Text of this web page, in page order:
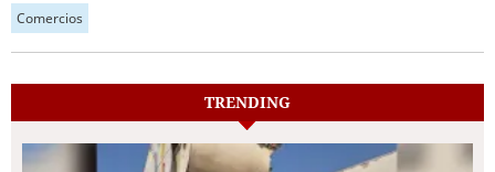
Comercios
TRENDING